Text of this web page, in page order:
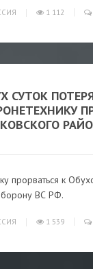
1 112
СУТОК
прорваться к
ВС РФ.
1 539